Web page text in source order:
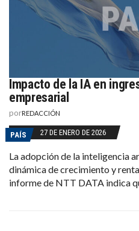
Impacto de la IA en
empresarial
porREDACCIÓN
PAÍS 27 DE ENERO DE 2026
La adopción de la inteligencia
dinámica de crecimiento y
informe de NTT DATA indica